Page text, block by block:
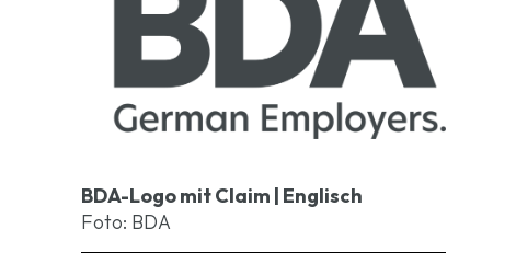
BDA-Logo mit Claim | Englisch
Foto: BDA